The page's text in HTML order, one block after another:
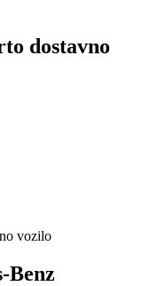
dostavno
vozilo
Benz